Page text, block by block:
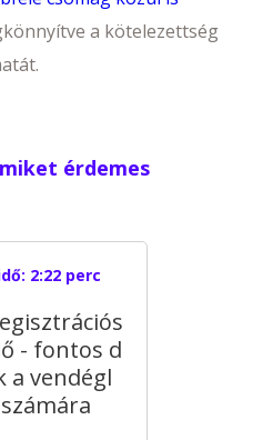
a kötelezettség
érdemes
2:22 perc
- fontos d
a vendégl